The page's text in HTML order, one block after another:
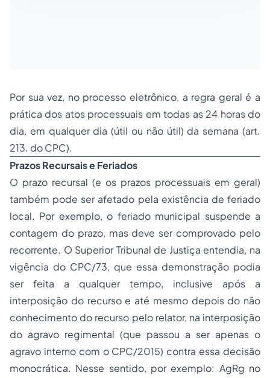
Por sua vez, no processo eletrônico, a regra geral é a
prática dos atos processuais em todas as 24 horas do
dia, em qualquer dia (útil ou não útil) da semana (art.
213. do CPC).
Prazos Recursais e Feriados
O prazo recursal (e os prazos processuais em geral)
também pode ser afetado pela existência de feriado
local. Por exemplo, o feriado municipal suspende a
contagem do prazo, mas deve ser comprovado pelo
recorrente. O Superior Tribunal de Justiça entendia, na
vigência do CPC/73, que essa demonstração podia
ser feita a qualquer tempo, inclusive após a
interposição do recurso e até mesmo depois do não
conhecimento do recurso pelo relator, na interposição
do agravo regimental (que passou a ser apenas o
agravo interno com o CPC/2015) contra essa decisão
monocrática. Nesse sentido, por exemplo: AgRg no